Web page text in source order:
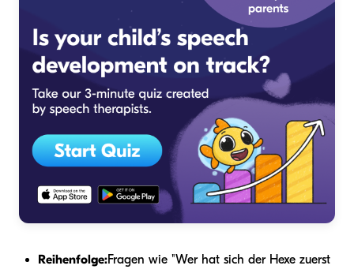
Reihenfolge:Fragen wie "Wer hat sich der Hexe zuerst